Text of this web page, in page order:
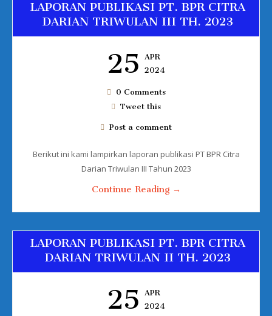
LAPORAN PUBLIKASI PT. BPR CITRA
DARIAN TRIWULAN III TH. 2023
25
APR
2024
0 Comments
Tweet this
Post a comment
Berikut ini kami lampirkan laporan publikasi PT BPR Citra
Darian Triwulan III Tahun 2023
Continue Reading →
LAPORAN PUBLIKASI PT. BPR CITRA
DARIAN TRIWULAN II TH. 2023
25
APR
2024